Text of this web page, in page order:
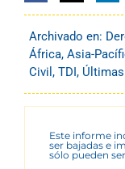
Archivado en:
África, Asia-
Civil , TDI,
Este informe
ser bajadas e
sólo pueden